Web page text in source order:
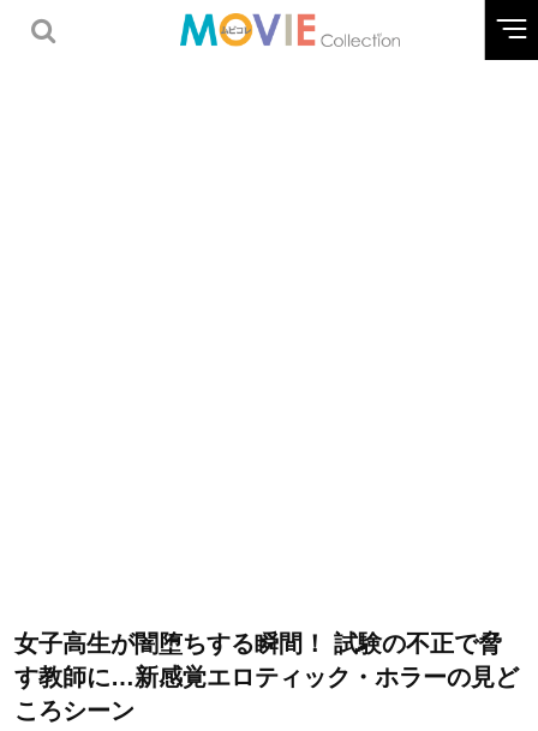
女子高生が闇堕ちする瞬間！ 試験の不正で脅
す教師に…新感覚エロティック・ホラーの見ど
ころシーン